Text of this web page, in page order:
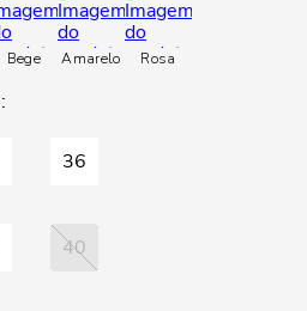
Bege Amarelo Rosa
36
40